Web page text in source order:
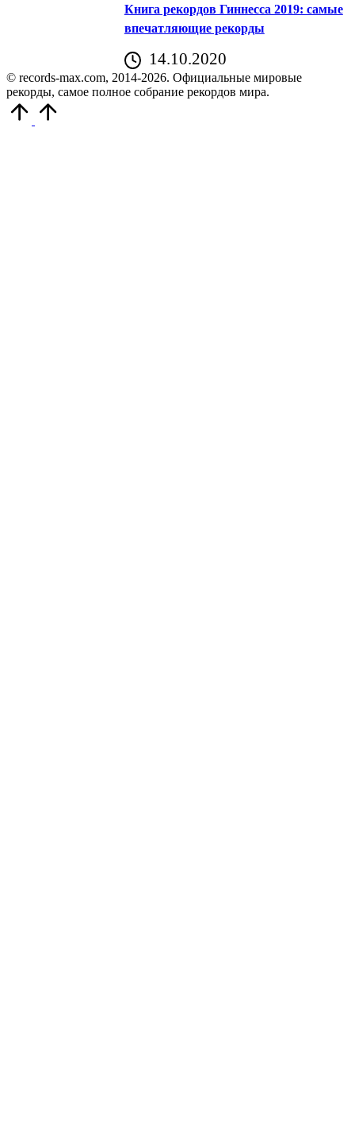
Книга рекордов Гиннесса 2019: самые
впечатляющие рекорды
14.10.2020
© records-max.com, 2014-2026. Официальные мировые
рекорды, самое полное собрание рекордов мира.